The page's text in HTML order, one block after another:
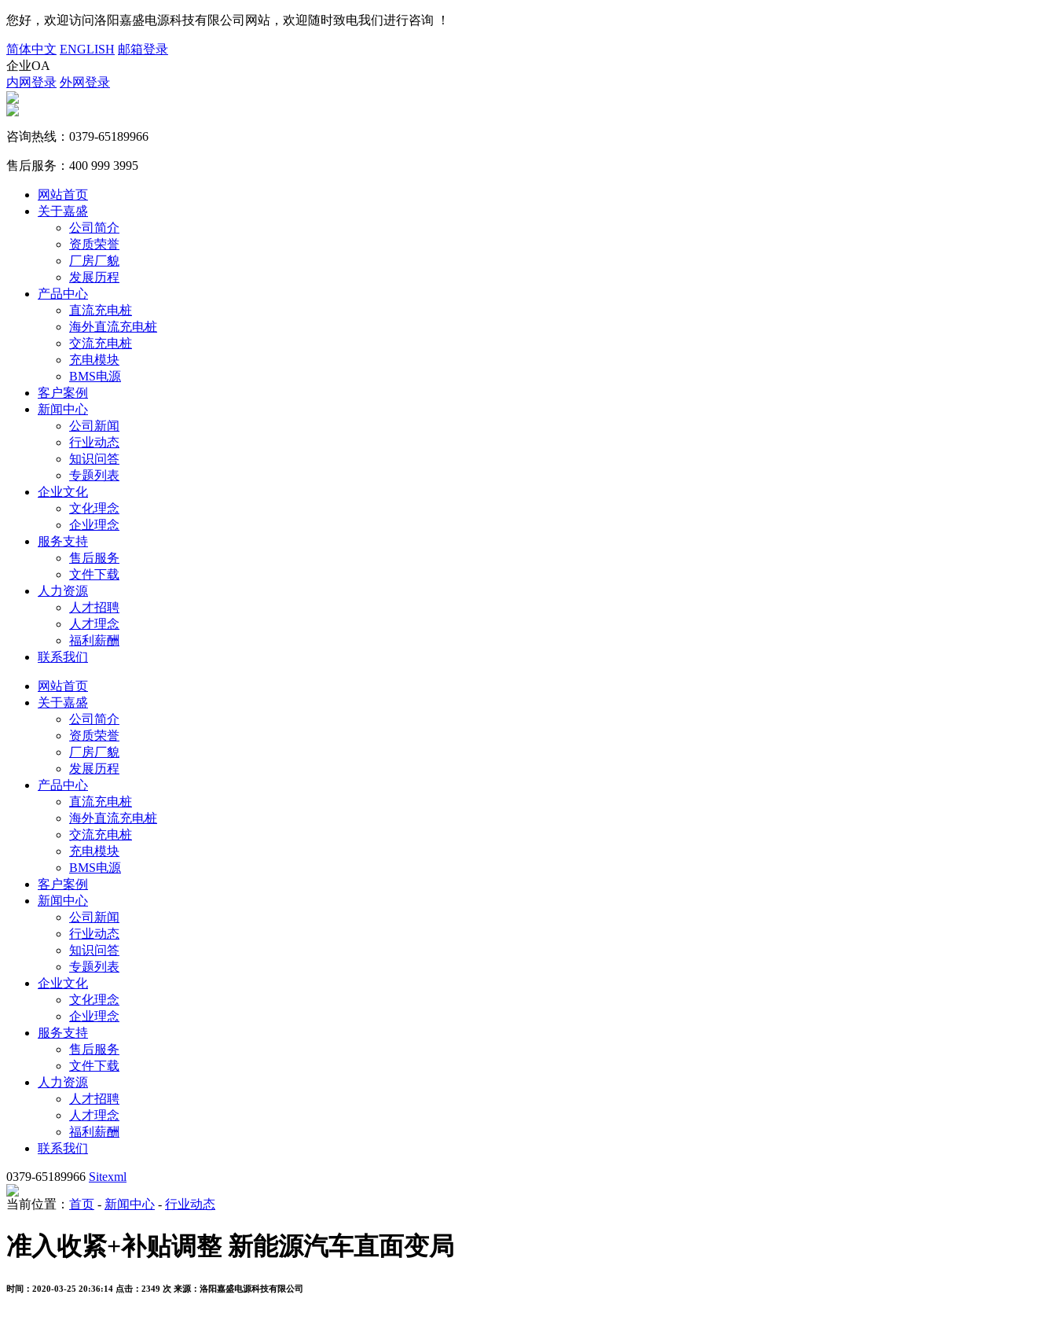
您好，欢迎访问洛阳嘉盛电源科技有限公司网站，欢迎随时致电我们进行咨询 ！
简体中文 ENGLISH 邮箱登录
企业OA
内网登录 外网登录
咨询热线： 0379-65189966
售后服务： 400 999 3995
网站首页
关于嘉盛
公司简介
资质荣誉
厂房厂貌
发展历程
产品中心
直流充电桩
海外直流充电桩
交流充电桩
充电模块
BMS电源
客户案例
新闻中心
公司新闻
行业动态
知识问答
专题列表
企业文化
文化理念
企业理念
服务支持
售后服务
文件下载
人力资源
人才招聘
人才理念
福利薪酬
联系我们
网站首页
关于嘉盛
公司简介
资质荣誉
厂房厂貌
发展历程
产品中心
直流充电桩
海外直流充电桩
交流充电桩
充电模块
BMS电源
客户案例
新闻中心
公司新闻
行业动态
知识问答
专题列表
企业文化
文化理念
企业理念
服务支持
售后服务
文件下载
人力资源
人才招聘
人才理念
福利薪酬
联系我们
0379-65189966 Sitexml
当前位置： 首页 - 新闻中心 - 行业动态
准入收紧+补贴调整 新能源汽车直面变局
时间：2020-03-25 20:36:14 点击：2349 次 来源：洛阳嘉盛电源科技有限公司